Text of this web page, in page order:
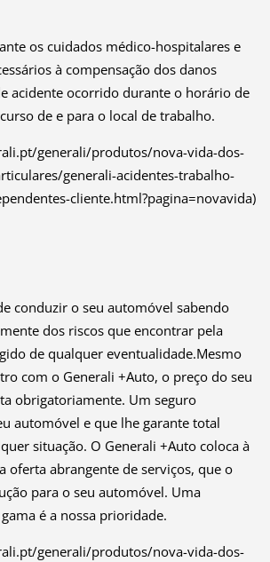
os cuidados médico-hospitalares e
à compensação dos danos
acidente ocorrido durante o horário de
de e para o local de trabalho.
generali/produtos/nova-vida-dos-
generali-acidentes-trabalho-
cliente.html?pagina=novavida)
conduzir o seu automóvel sabendo
dos riscos que encontrar pela
de qualquer eventualidade.Mesmo
com o Generali +Auto, o preço do seu
obrigatoriamente. Um seguro
automóvel e que lhe garante total
situação. O Generali +Auto coloca à
oferta abrangente de serviços, que o
para o seu automóvel. Uma
é a nossa prioridade.
generali/produtos/nova-vida-dos-